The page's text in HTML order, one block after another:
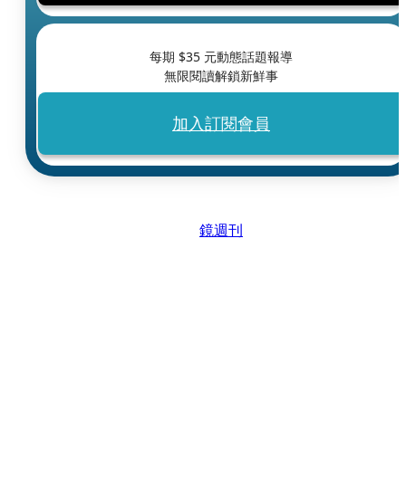
每期 $35 元動態話題報導
無限閱讀解鎖新鮮事
加入訂閱會員
鏡週刊